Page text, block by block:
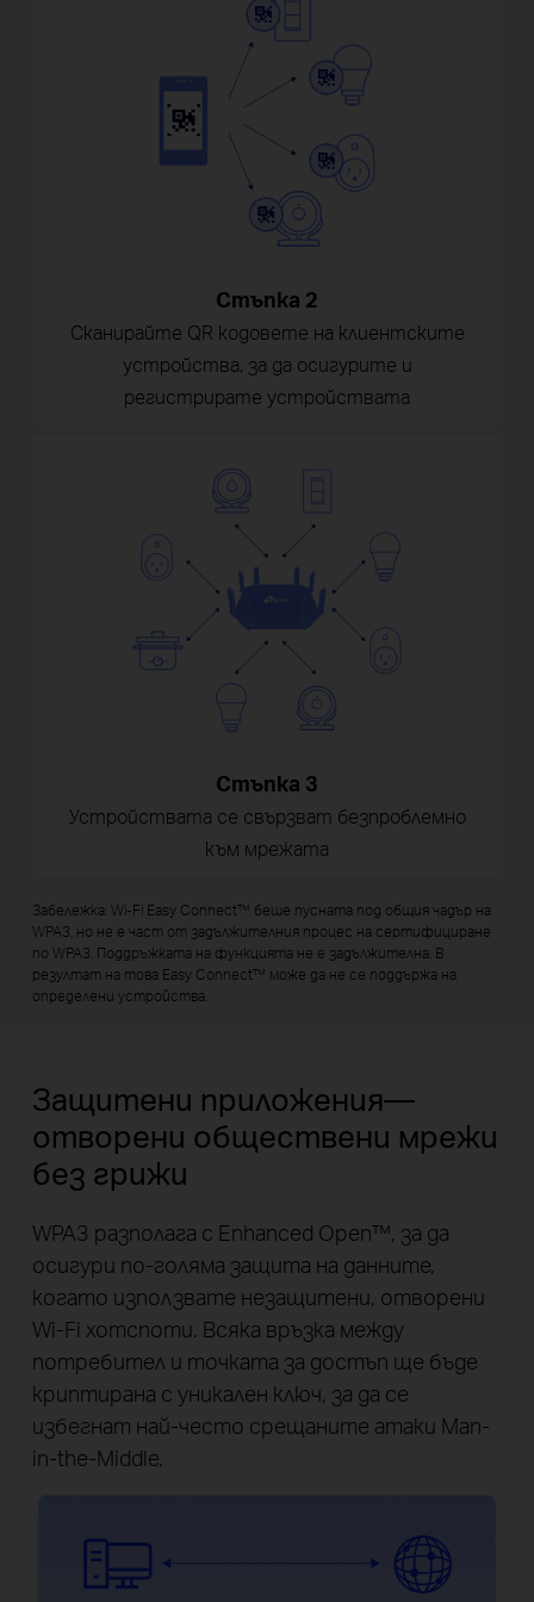
Стъпка 2
Сканирайте QR кодовете на клиентските
устройства, за да осигурите и
регистрирате устройствата
Стъпка 3
Устройствата се свързват безпроблемно
към мрежата
Забележка: Wi-Fi Easy Connect™ беше пусната под общия чадър на
WPA3, но не е част от задължителния процес на сертифициране
по WPA3. Поддръжката на функцията не е задължителна. В
резултат на това Easy Connect™ може да не се поддържа на
определени устройства.
Защитени приложения—
отворени обществени мрежи
без грижи
WPA3 разполага с Enhanced Open™, за да
осигури по-голяма защита на данните,
когато използвате незащитени, отворени
Wi-Fi хотспоти. Всяка връзка между
потребител и точката за достъп ще бъде
криптирана с уникален ключ, за да се
избегнат най-често срещаните атаки Man-
in-the-Middle.